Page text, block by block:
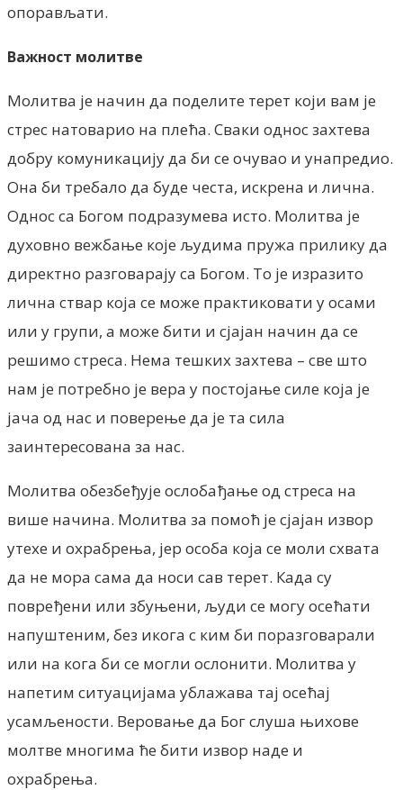
опорављати.
Важност молитве
Молитва је начин да поделите терет који вам је
стрес натоварио на плећа. Сваки однос захтева
добру комуникацију да би се очувао и унапредио.
Она би требало да буде честа, искрена и лична.
Однос са Богом подразумева исто. Молитва је
духовно вежбање које људима пружа прилику да
директно разговарају са Богом. То је изразито
лична ствар која се може практиковати у осами
или у групи, а може бити и сјајан начин да се
решимо стреса. Нема тешких захтева – све што
нам је потребно је вера у постојање силе која је
јача од нас и поверење да је та сила
заинтересована за нас.
Молитва обезбеђује ослобађање од стреса на
више начина. Молитва за помоћ је сјајан извор
утехе и охрабрења, јер особа која се моли схвата
да не мора сама да носи сав терет. Када су
повређени или збуњени, људи се могу осећати
напуштеним, без икога с ким би поразговарали
или на кога би се могли ослонити. Молитва у
напетим ситуацијама ублажава тај осећај
усамљености. Веровање да Бог слуша њихове
молтве многима ће бити извор наде и
охрабрења.